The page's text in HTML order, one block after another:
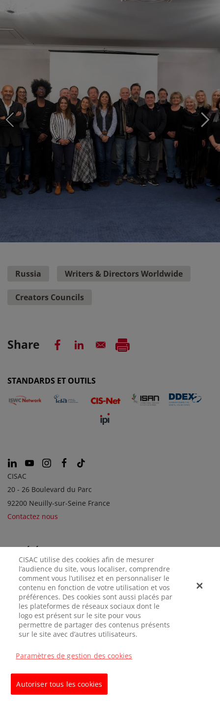
Writers &amp; Directors Worldwide held their Executive Committee
meeting in Moscow to build relations with Russian authors.
Photo ©: CISAC
Russia Writers & Directors Worldwide
Creators Councils
Share
STANDARDS ET OUTILS
CISAC
20 - 26 Boulevard du Parc
92200 Neuilly-sur-Seine France
Contactez nous
MENTIONS
CONFIDENTIALITÉ
© CISAC 2026 - All rights reserved
CISAC utilise des cookies afin de mesurer
l’audience du site, vous localiser, comprendre
comment vous l’utilisez et en personnaliser le
contenu en fonction de votre utilisation et vos
préférences. Des cookies sont aussi placés par
les plateformes de réseaux sociaux dont le
logo est présent sur le site pour vous
permettre de partager des contenus présents
sur le site avec d’autres utilisateurs.
Paramètres de gestion des cookies
Autoriser tous les cookies